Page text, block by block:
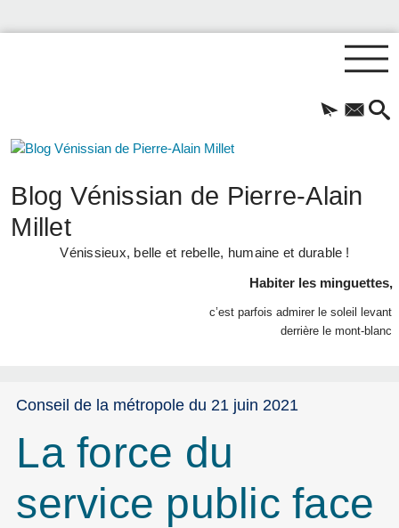
Blog Vénissian de Pierre-Alain
Millet
Vénissieux, belle et rebelle, humaine et durable !
Habiter les minguettes,
c’est parfois admirer le soleil levant
derrière le mont-blanc
Conseil de la métropole du 21 juin 2021
La force du
service public face